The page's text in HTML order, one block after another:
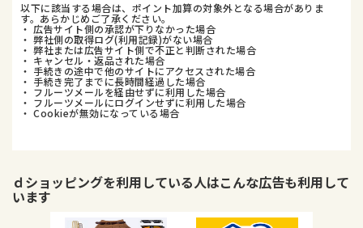
以下に該当する場合は、ポイント加算の対象外となる場合がありま
す。あらかじめご了承ください。
・ 広告サイト側の承認が下りなかった場合
・ 弊社側の取得ログ(利用記録)がない場合
・ 弊社または広告サイト側で不正と判断された場合
・ キャンセル・返品された場合
・ 手続きの途中で他のサイトにアクセスされた場合
・ 手続き完了までに長時間経過した場合
・ フルーツメールを経由せずに利用した場合
・ フルーツメールにログインせずに利用した場合
・ Cookieが無効になっている場合
ｄショッピングを利用している人はこんな広告も利用して
います